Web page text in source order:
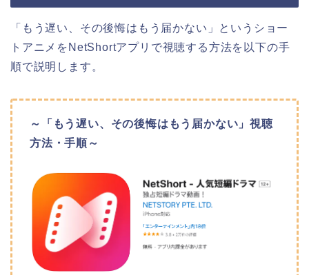
「もう遅い、その後悔はもう届かない 」 というショー
トアニメをNetShortアプリで視聴する方法を以下の手
順で説明します。
～「もう遅い、その後悔はもう届かない 」視聴
方法・手順～